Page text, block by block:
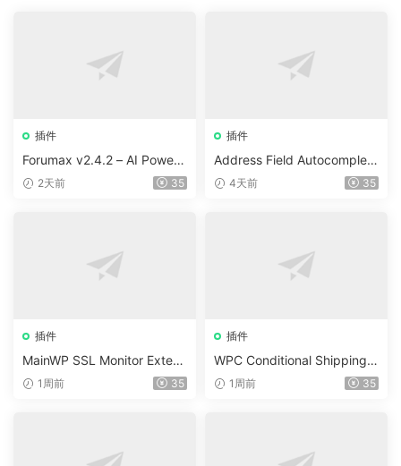
插件
Forumax v2.4.2 – AI Powere
d Advanced Community For
2天前 35
插件
Address Field Autocomplete
For WooCommerce v1.3.2
4天前 35
插件
MainWP SSL Monitor Extens
ion v5.2
1周前 35
插件
WPC Conditional Shipping &
Payments (Premium) v1.0.2
1周前 35